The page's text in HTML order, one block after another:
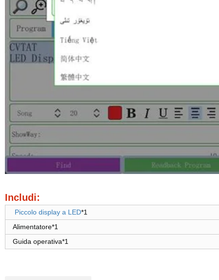
Includi:
Piccolo display a LED*1
Alimentatore*1
Guida operativa*1